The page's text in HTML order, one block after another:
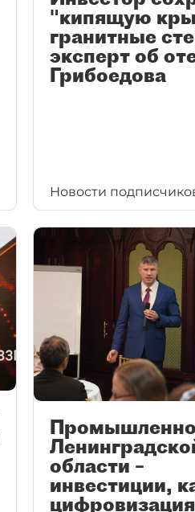
"кипящую
гранитные
эксперт об
Грибоедова
Новости
области –
инвестиции,
цифровизация